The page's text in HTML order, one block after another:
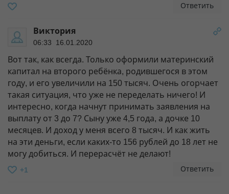
Ответить
Виктория
06:33 16.01.2020
Вот так, как всегда. Только оформили материнский
капитал на второго ребёнка, родившегося в этом
году, и его увеличили на 150 тысяч. Очень огорчает
такая ситуация, что уже не переделать ничего! И
интересно, когда начнут принимать заявления на
выплату от 3 до 7? Сыну уже 4,5 года, а дочке 10
месяцев. И доход у меня всего 8 тысяч. И как жить
на эти деньги, если каких-то 156 рублей до 18 лет не
могу добиться. И перерасчёт не делают!
+1 Ответить